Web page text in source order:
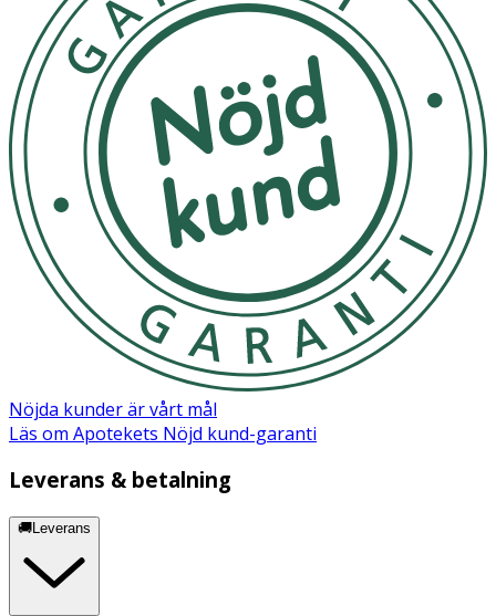
Nöjda kunder är vårt mål
Läs om Apotekets Nöjd kund-garanti
Leverans & betalning
🚚Leverans